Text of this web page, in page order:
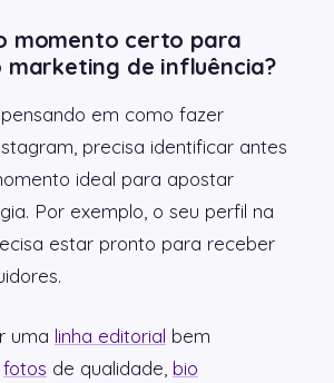
momento certo para
de influência?
em como fazer
precisa identificar antes
ideal para apostar
Por exemplo, o seu perfil na
estar pronto para receber
uma linha editorial bem
fotos de qualidade, bio